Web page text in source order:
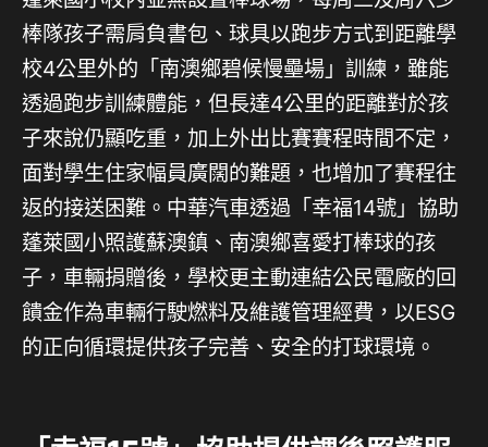
棒隊孩子需肩負書包、球具以跑步方式到距離學
校4公里外的「南澳鄉碧候慢壘場」訓練，雖能
透過跑步訓練體能，但長達4公里的距離對於孩
子來說仍顯吃重，加上外出比賽賽程時間不定，
面對學生住家幅員廣闊的難題，也增加了賽程往
返的接送困難。中華汽車透過「幸福14號」協助
蓬萊國小照護蘇澳鎮、南澳鄉喜愛打棒球的孩
子，車輛捐贈後，學校更主動連結公民電廠的回
饋金作為車輛行駛燃料及維護管理經費，以ESG
的正向循環提供孩子完善、安全的打球環境。